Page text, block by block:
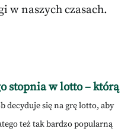
w naszych czasach.
stopnia w lotto – którą
decyduje się na grę lotto, aby
też tak bardzo popularną